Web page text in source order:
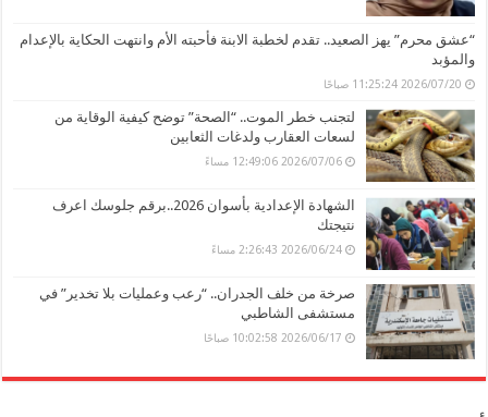
“عشق محرم” يهز الصعيد.. تقدم لخطبة الابنة فأحبته الأم وانتهت الحكاية بالإعدام
والمؤبد
2026/07/20 11:25:24 صباحًا
لتجنب خطر الموت.. “الصحة” توضح كيفية الوقاية من
لسعات العقارب ولدغات الثعابين
2026/07/06 12:49:06 مساءً
الشهادة الإعدادية بأسوان 2026..برقم جلوسك اعرف
نتيجتك
2026/06/24 2:26:43 مساءً
صرخة من خلف الجدران.. “رعب وعمليات بلا تخدير” في
مستشفى الشاطبي
2026/06/17 10:02:58 صباحًا